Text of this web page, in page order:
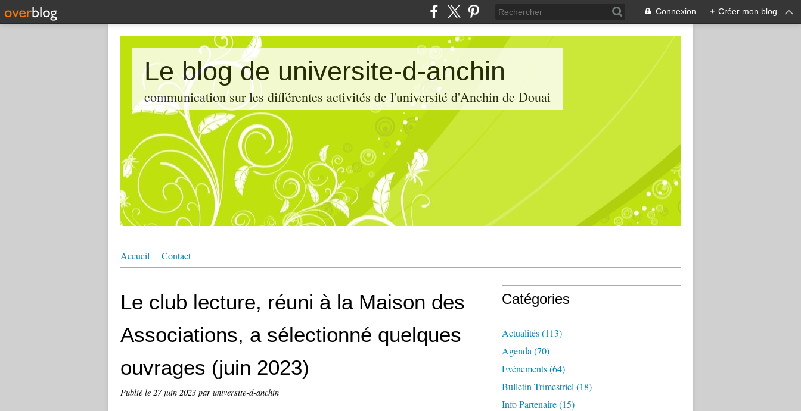
Connexion + Créer mon blog
Le blog de universite-d-anchin
communication sur les différentes activités de l'université d'Anchin de Douai
Accueil Contact
Le club lecture, réuni à la Maison des
Associations, a sélectionné quelques
ouvrages (juin 2023)
Publié le 27 juin 2023 par universite-d-anchin
Catégories
Actualités(113)
Agenda (70)
Evénements(64)
Bulletin Trimestriel (18)
Info Partenaire(15)